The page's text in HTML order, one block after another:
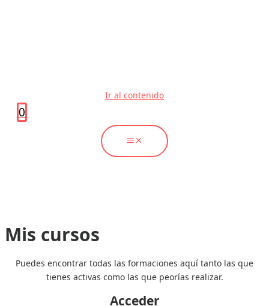
Ir al contenido
0
Mis cursos
Puedes encontrar todas las formaciones aquí tanto las que
tienes activas como las que peorías realizar.
Acceder